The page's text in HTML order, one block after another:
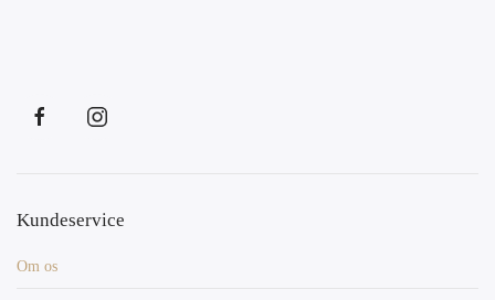
Kundeservice
Om os